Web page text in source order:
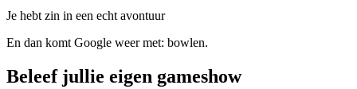
Je hebt zin in een echt avontuur
En dan komt Google weer met: bowlen.
Beleef jullie eigen gameshow